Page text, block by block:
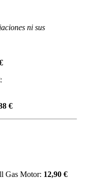
ni sus
€
Gas Motor: 12,90 €